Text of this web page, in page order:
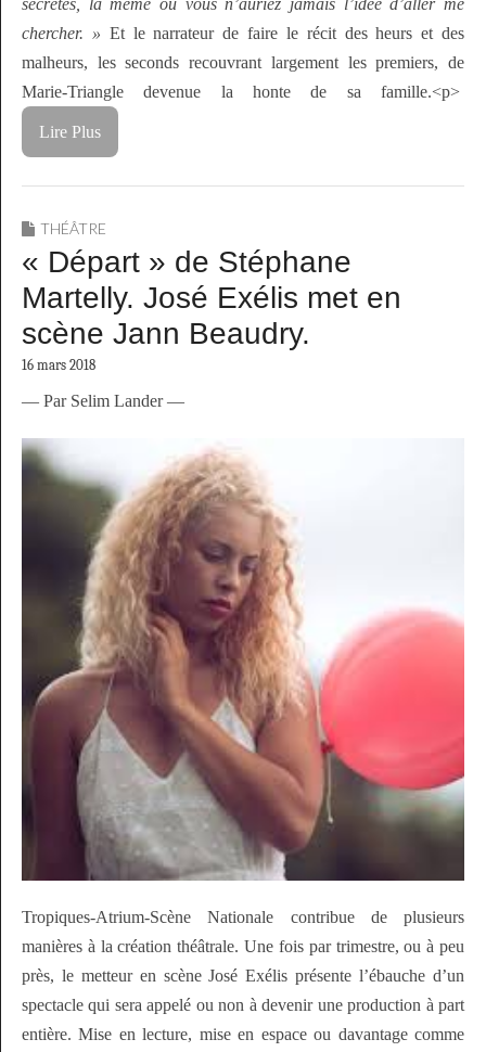
secrètes, là même où vous n’auriez jamais l’idée d’aller me
chercher. » Et le narrateur de faire le récit des heurs et des
malheurs, les seconds recouvrant largement les premiers, de
Marie-Triangle devenue la honte de sa famille.<p>
Lire Plus
THÉÂTRE
« Départ » de Stéphane
Martelly. José Exélis met en
scène Jann Beaudry.
16 mars 2018
— Par Selim Lander —
Tropiques-Atrium-Scène Nationale contribue de plusieurs
manières à la création théâtrale. Une fois par trimestre, ou à peu
près, le metteur en scène José Exélis présente l’ébauche d’un
spectacle qui sera appelé ou non à devenir une production à part
entière. Mise en lecture, mise en espace ou davantage comme